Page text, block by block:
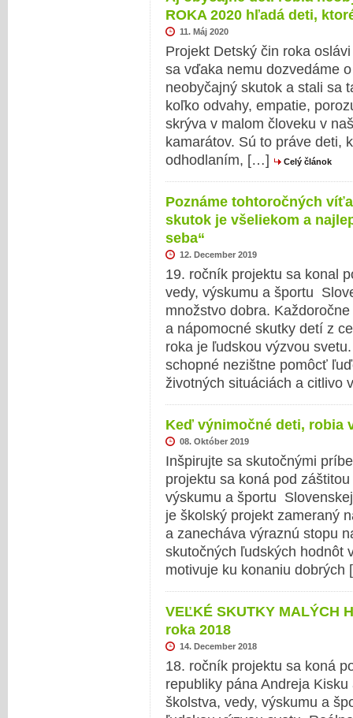
ROKA 2020 hľadá deti,
11. Máj 2020
Projekt Detský čin roka
sa vďaka nemu dozvedáme
neobyčajný skutok a stali sa
koľko odvahy, empatie,
skrýva v malom človeku v
kamarátov. Sú to práve deti,
odhodlaním, […]
Celý článok
Poznáme tohtoročných
skutok je všeliekom a
seba“
12. December 2019
19. ročník projektu sa konal
vedy, výskumu a športu
množstvo dobra.
a nápomocné skutky detí z
roka je ľudskou výzvou
schopné nezištne pomôcť
životných situáciách a
Keď výnimočné deti, robia
08. Október 2019
Inšpirujte sa skutočnými
projektu sa koná pod
výskumu a športu
je školský projekt zameraný
a zanecháva výraznú stopu
skutočných ľudských hodnôt
motivuje ku konaniu
VEĽKÉ SKUTKY MALÝCH
roka 2018
14. December 2018
18. ročník projektu sa koná
republiky pána Andreja
školstva, vedy, výskumu a